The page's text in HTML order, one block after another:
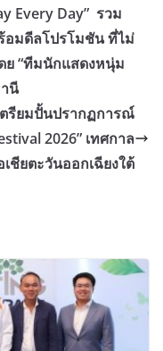
Every Day” รวม
อมดีลโปรโมชัน ที่ไม่
ย “ทีมนักแสดงหนุ่ม
นี
รียมปั้นปรากฏการณ์
2026” เทศกาล
ชียตะวันออกเฉียงใต้